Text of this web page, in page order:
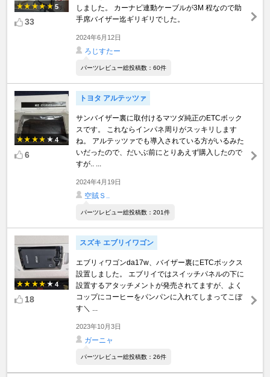
5
33
しました。 カーナビ連動ケーブルが3M 程なので助
手席バイザー迄ギリギリでした。
2024年6月12日
ろじすたー
パーツレビュー総投稿数：60件
4
6
トヨタ アルテッツァ
サンバイザー裏に取付けるマツダ純正のETCボック
スです。 これならインパネ周りがスッキリします
ね。 アルテッツァでも導入されている方がいるみた
いだったので、だいぶ前にとりあえず購入したので
すが.. ...
2024年4月19日
空賊Ｓ..
パーツレビュー総投稿数：201件
4
18
スズキ エブリイワゴン
エブリィワゴンda17w、バイザー裏にETCボックス
設置しました。 エブリイではスイッチパネルの下に
設置するアタッチメントが発売されてますが、よく
コップにコーヒーをパンパンに入れてしまってこぼ
す＼⁠ ...
2023年10月3日
ガーニャ
パーツレビュー総投稿数：26件